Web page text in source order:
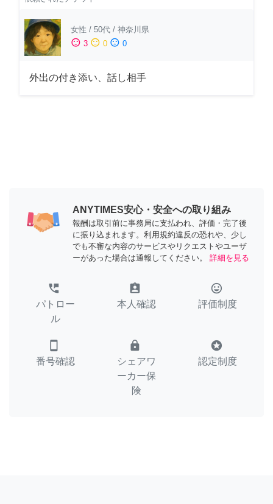
女性 / 50代 / 神奈川県
sentiment_satisfied 3 sentiment_neutral 0 sentiment_dissatisfied 0
外出の付き添い、話し相手
ANYTIMES安心・安全への取り組み
報酬は取引前に事務局に支払われ、評価・完了後
に振り込まれます。利用規約違反の恐れや、少し
でも不審な内容のサービスやリクエストやユーザ
ーがあった場合は通報してください。
詳細を見る
perm_phone_msg
パトロー
ル
assignment_ind
本人確認
tag_faces
評価制度
smartphone
番号確認
lock
シェアワ
ーカー保
険
stars
認定制度